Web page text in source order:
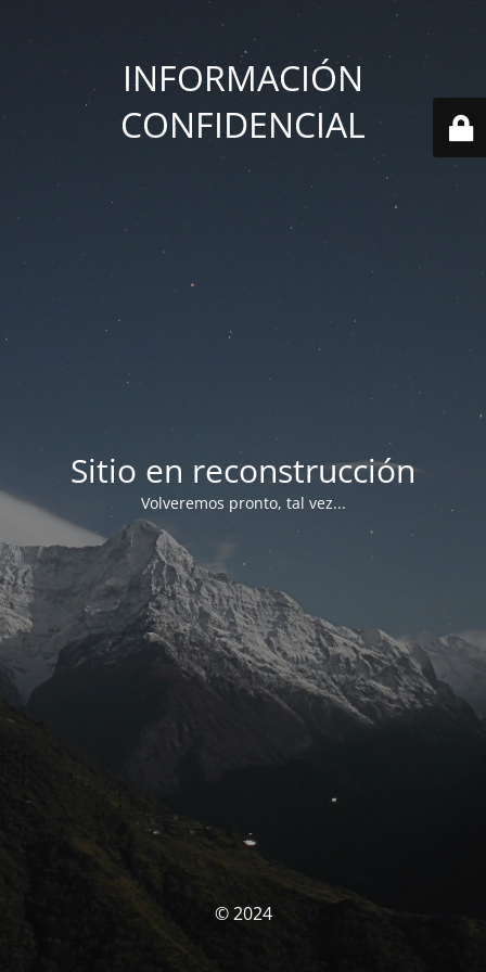
INFORMACIÓN
CONFIDENCIAL
Sitio en reconstrucción
Volveremos pronto, tal vez...
© 2024